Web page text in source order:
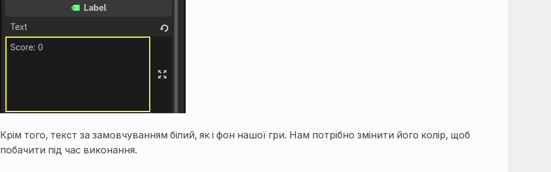
Крім того, текст за замовчуванням білий, як і фон нашої гри. Нам потрібно змінити його колір, щоб
побачити під час виконання.